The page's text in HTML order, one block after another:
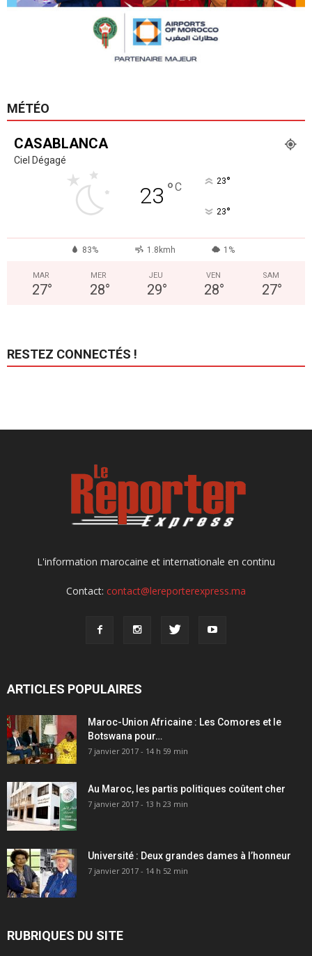
MÉTÉO
CASABLANCA
Ciel Dégagé
23 °C 23°
23°
83% 1.8kmh 1%
MAR
27°
MER
28°
JEU
29°
VEN
28°
SAM
27°
RESTEZ CONNECTÉS !
L'information marocaine et internationale en continu
Contact: contact@lereporterexpress.ma
ARTICLES POPULAIRES
Maroc-Union Africaine : Les Comores et le
Botswana pour…
7 janvier 2017 - 14 h 59 min
Au Maroc, les partis politiques coûtent cher
7 janvier 2017 - 13 h 23 min
Université : Deux grandes dames à l’honneur
7 janvier 2017 - 14 h 52 min
RUBRIQUES DU SITE